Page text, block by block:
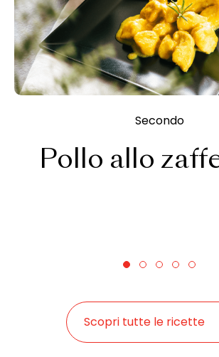
Secondo
Pollo allo
Scopri tutte le ricette